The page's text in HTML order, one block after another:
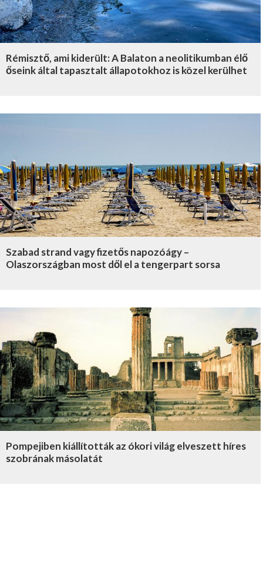
Rémisztő, ami kiderült: A Balaton a neolitikumban élő
őseink által tapasztalt állapotokhoz is közel kerülhet
Szabad strand vagy fizetős napozóágy –
Olaszországban most dől el a tengerpart sorsa
Pompejiben kiállították az ókori világ elveszett híres
szobrának másolatát